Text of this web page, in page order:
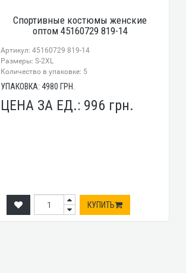
Спортивные костюмы женские
оптом 45160729 819-14
Артикул: 45160729 819-14
Размеры: S-2XL
Количество в упаковке: 5
УПАКОВКА:4980 ГРН.
ЦЕНА ЗА ЕД.: 996 грн.
КУПИТЬ